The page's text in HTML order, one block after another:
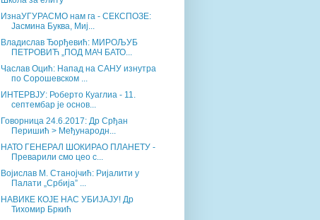
ИзнаУГУРАСМО нам га - СЕКСПОЗЕ:
Јасмина Буква, Миј...
Владислав Ђорђевић: МИРОЉУБ
ПЕТРОВИЋ „ПОД МАЧ БАТО...
Часлав Оцић: Напад на САНУ изнутра
по Сорошевском ...
ИНТЕРВЈУ: Роберто Куаглиа - 11.
септембар је основ...
Говорница 24.6.2017: Др Срђан
Перишић > Међународн...
НАТО ГЕНЕРАЛ ШОКИРАО ПЛАНЕТУ -
Преварили смо цео с...
Војислав М. Станојчић: Ријалити у
Палати „Србија” ...
НАВИКЕ КОЈЕ НАС УБИЈАЈУ! Др
Тихомир Бркић